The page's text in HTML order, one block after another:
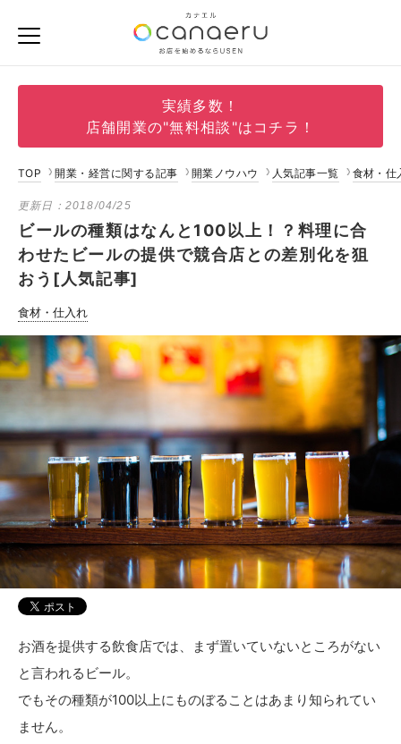
実績多数！
店舗開業の"無料相談"はコチラ！
TOP 開業・経営に関する記事 開業ノウハウ 人気記事一覧 食材・仕
更新日： 2018/04/25
ビールの種類はなんと100以上！？料理に合
わせたビールの提供で競合店との差別化を狙
おう[人気記事]
食材・仕入れ
お酒を提供する飲食店では、まず置いていないところがない
と言われるビール。
でもその種類が100以上にものぼることはあまり知られてい
ません。